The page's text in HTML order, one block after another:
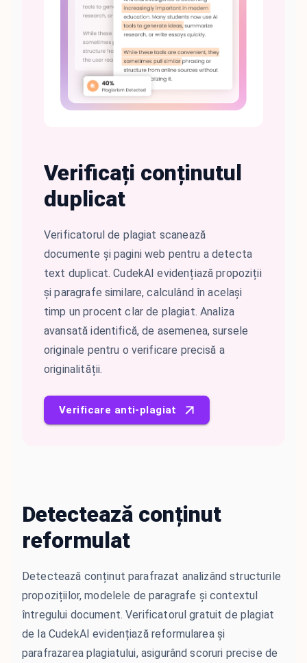
Verificați conținutul
duplicat
Verificatorul de plagiat scanează
documente și pagini web pentru a detecta
text duplicat. CudekAI evidențiază propoziții
și paragrafe similare, calculând în același
timp un procent clar de plagiat. Analiza
avansată identifică, de asemenea, sursele
originale pentru o verificare precisă a
originalității.
Verificare anti-plagiat
Detectează conținut
reformulat
Detectează conținut parafrazat analizând structurile
propozițiilor, modelele de paragrafe și contextul
întregului document. Verificatorul gratuit de plagiat
de la CudekAI evidențiază reformularea și
parafrazarea plagiatului, asigurând scoruri precise de